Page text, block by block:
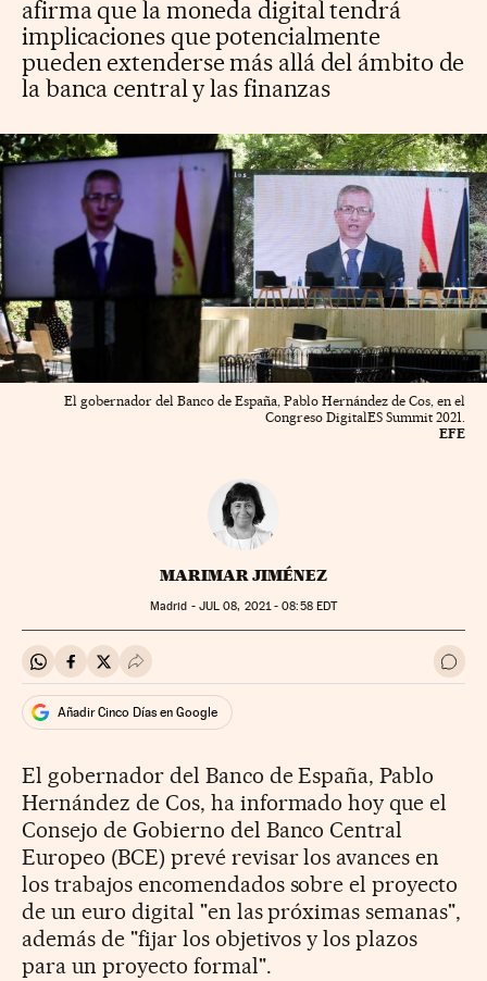
afirma que la moneda digital tendrá
implicaciones que potencialmente
pueden extenderse más allá del ámbito de
la banca central y las finanzas
El gobernador del Banco de España, Pablo Hernández de Cos, en el
Congreso DigitalES Summit 2021.
EFE
MARIMAR JIMÉNEZ
Madrid - JUL 08, 2021 - 08:58EDT
Compartir en Whatsapp
Compartir en Facebook
Compartir en Twitter
Desplegar Redes Sociales Ir a
Añadir Cinco Días en Google
El gobernador del Banco de España, Pablo
Hernández de Cos, ha informado hoy que el
Consejo de Gobierno del Banco Central
Europeo (BCE) prevé revisar los avances en
los trabajos encomendados sobre el proyecto
de un euro digital "en las próximas semanas",
además de "fijar los objetivos y los plazos
para un proyecto formal".